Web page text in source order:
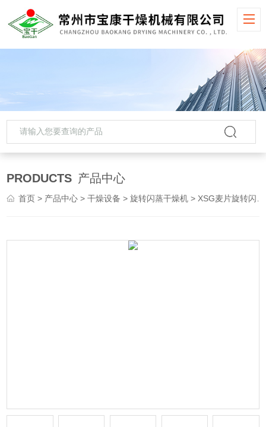
PRODUCTS 产品中心
首页 > 产品中心 >干燥设备 >旋转闪蒸干燥机 > XSG麦片旋转闪蒸干燥机